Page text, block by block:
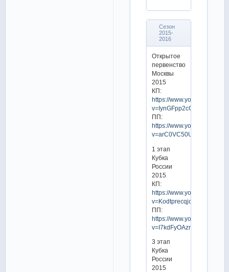
Сезон
2015-
2016
Открытое
первенство
Москвы
2015
КП:
https://www.youtube.com/
v=IynGFpp2cGo
ПП:
https://www.youtube.com/
v=arC0VC50UhQ
1 этап
Кубка
России
2015
КП:
https://www.youtube.com/
v=Kodtprecqjc
ПП:
https://www.youtube.com/
v=I7kdFyOAzng
3 этап
Кубка
России
2015